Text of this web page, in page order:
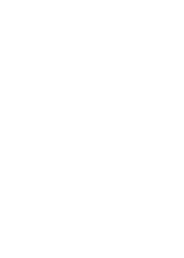
перец, томатный соус